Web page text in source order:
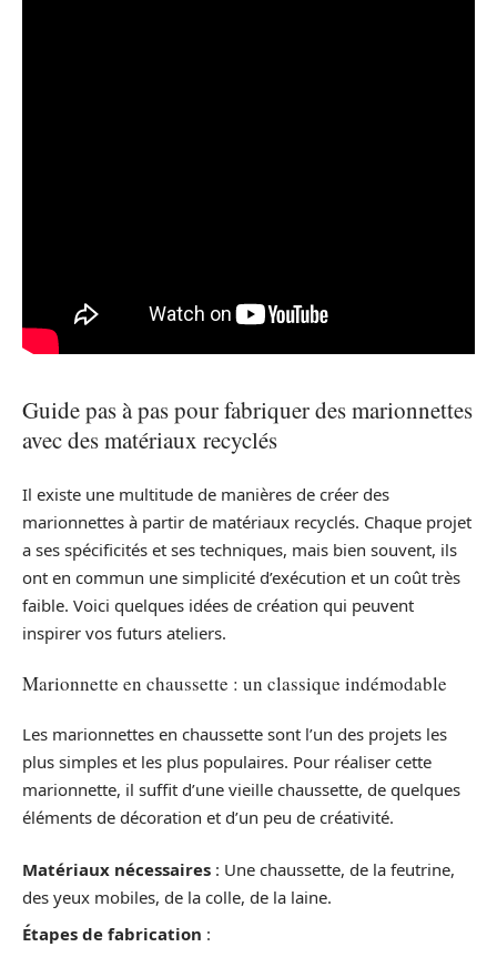
Guide pas à pas pour fabriquer des marionnettes
avec des matériaux recyclés
Il existe une multitude de manières de créer des
marionnettes à partir de matériaux recyclés. Chaque projet
a ses spécificités et ses techniques, mais bien souvent, ils
ont en commun une simplicité d’exécution et un coût très
faible. Voici quelques idées de création qui peuvent
inspirer vos futurs ateliers.
Marionnette en chaussette : un classique indémodable
Les marionnettes en chaussette sont l’un des projets les
plus simples et les plus populaires. Pour réaliser cette
marionnette, il suffit d’une vieille chaussette, de quelques
éléments de décoration et d’un peu de créativité.
Matériaux nécessaires : Une chaussette, de la feutrine,
des yeux mobiles, de la colle, de la laine.
Étapes de fabrication :